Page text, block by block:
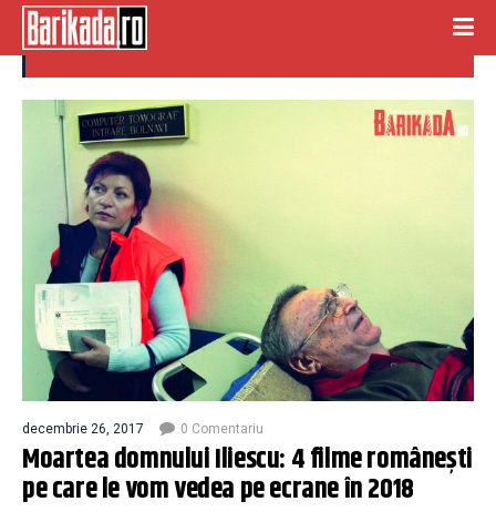
cristi puiu
decembrie 26, 2017 0 Comentariu
Moartea domnului Iliescu: 4 filme românești
pe care le vom vedea pe ecrane în 2018